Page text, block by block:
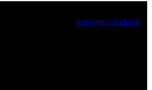
InstagramFacebook